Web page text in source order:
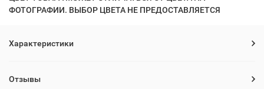
ФОТОГРАФИИ. ВЫБОР ЦВЕТА НЕ ПРЕДОСТАВЛЯЕТСЯ
Характеристики
Отзывы